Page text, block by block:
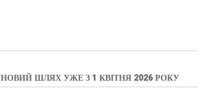
ШЛЯХ УЖЕ З 1 КВІТНЯ 2026 РОКУ